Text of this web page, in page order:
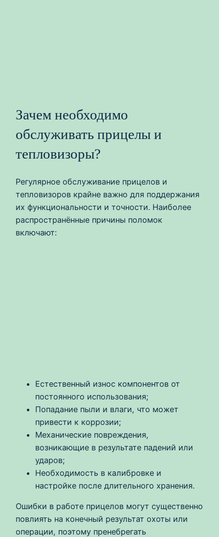
Зачем необходимо
обслуживать прицелы и
тепловизоры?
Регулярное обслуживание прицелов и
тепловизоров крайне важно для поддержания
их функциональности и точности. Наиболее
распространённые причины поломок
включают:
Естественный износ компонентов от
постоянного использования;
Попадание пыли и влаги, что может
привести к коррозии;
Механические повреждения,
возникающие в результате падений или
ударов;
Необходимость в калибровке и
настройке после длительного хранения.
Ошибки в работе прицелов могут существенно
повлиять на конечный результат охоты или
операции, поэтому пренебрегать